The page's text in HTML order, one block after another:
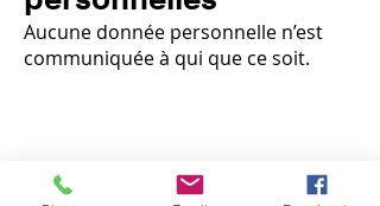
Aucune donnée personnelle n’est
communiquée à qui que ce soit.